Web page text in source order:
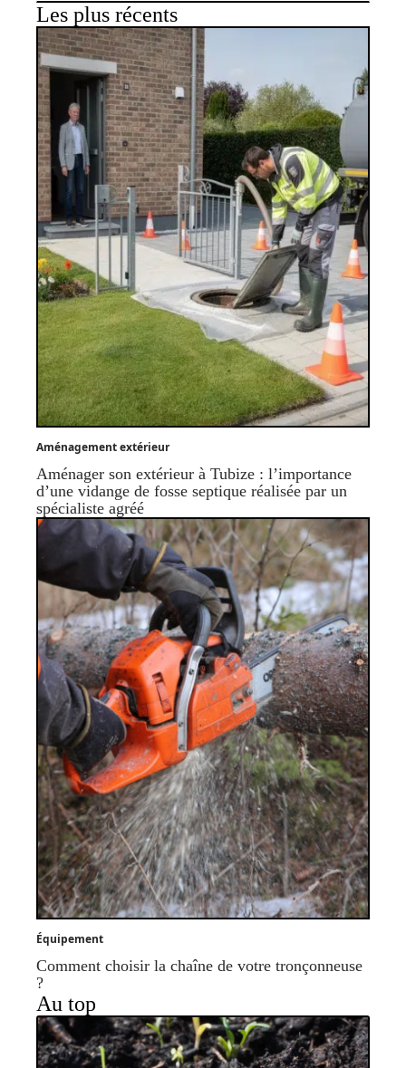
Les plus récents
Aménagement extérieur
Aménager son extérieur à Tubize : l’importance
d’une vidange de fosse septique réalisée par un
spécialiste agréé
Équipement
Comment choisir la chaîne de votre tronçonneuse
?
Au top